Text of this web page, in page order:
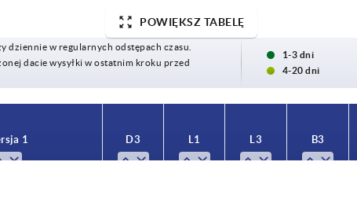
pasowany z rowkiem 30
31
34
50
18
19
24
POWIĘKSZ TABELĘ
dziennie w regularnych odstępach czasu.
dacie wysyłki w ostatnim kroku przed
1-3 dni
4-20 dni
1 D3 L1 L3 B3